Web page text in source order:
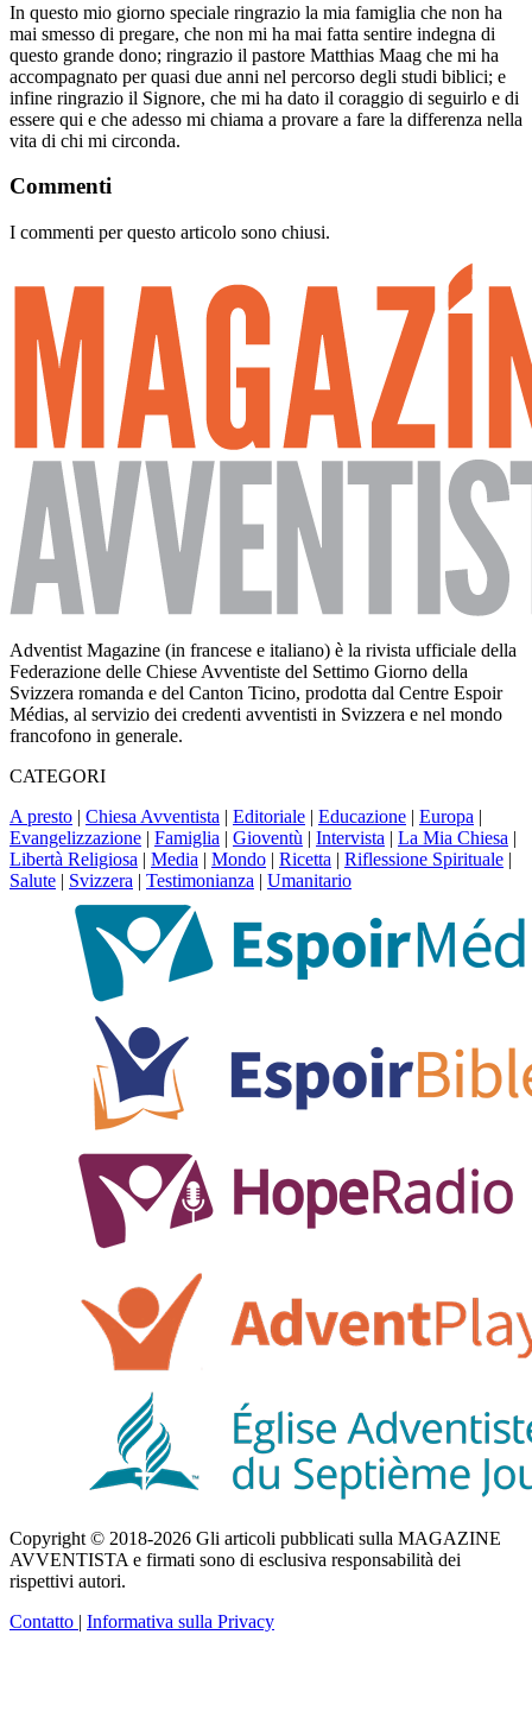
In questo mio giorno speciale ringrazio la mia famiglia che non ha
mai smesso di pregare, che non mi ha mai fatta sentire indegna di
questo grande dono; ringrazio il pastore Matthias Maag che mi ha
accompagnato per quasi due anni nel percorso degli studi biblici; e
infine ringrazio il Signore, che mi ha dato il coraggio di seguirlo e di
essere qui e che adesso mi chiama a provare a fare la differenza nella
vita di chi mi circonda.
Commenti
I commenti per questo articolo sono chiusi.
Adventist Magazine (in francese e italiano) è la rivista ufficiale della
Federazione delle Chiese Avventiste del Settimo Giorno della
Svizzera romanda e del Canton Ticino, prodotta dal Centre Espoir
Médias, al servizio dei credenti avventisti in Svizzera e nel mondo
francofono in generale.
CATEGORI
A presto | Chiesa Avventista | Editoriale | Educazione | Europa |
Evangelizzazione | Famiglia | Gioventù | Intervista | La Mia Chiesa |
Libertà Religiosa | Media | Mondo | Ricetta | Riflessione Spirituale |
Salute | Svizzera | Testimonianza | Umanitario
Copyright © 2018-2026 Gli articoli pubblicati sulla MAGAZINE
AVVENTISTA e firmati sono di esclusiva responsabilità dei
rispettivi autori.
Contatto | Informativa sulla Privacy